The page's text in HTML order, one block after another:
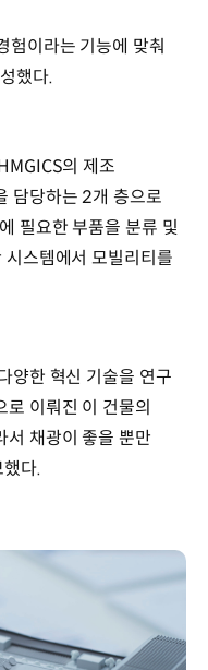
험이라는 기능에 맞춰
했다.
의 제조
담당하는 2개 층으로
필요한 부품을 분류 및
스템에서 모빌리티를
양한 혁신 기술을 연구
이뤄진 이 건물의
서 채광이 좋을 뿐만
다.